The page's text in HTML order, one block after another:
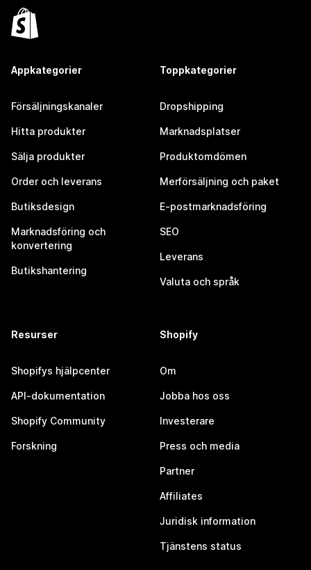
Appkategorier
Försäljningskanaler
Hitta produkter
Sälja produkter
Order och leverans
Butiksdesign
Marknadsföring och
konvertering
Butikshantering
Toppkategorier
Dropshipping
Marknadsplatser
Produktomdömen
Merförsäljning och paket
E-postmarknadsföring
SEO
Leverans
Valuta och språk
Resurser
Shopifys hjälpcenter
API-dokumentation
Shopify Community
Forskning
Shopify
Om
Jobba hos oss
Investerare
Press och media
Partner
Affiliates
Juridisk information
Tjänstens status